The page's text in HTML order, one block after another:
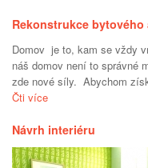
Rekonstrukce
Domov je to, kam se vždy
náš domov není to správné
zde nové síly. Abychom
Čti více
Návrh interiéru